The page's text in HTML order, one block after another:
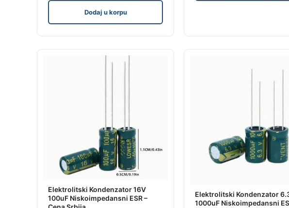
Dodaj u korpu
Elektrolitski Kondenzator 16V
100uF Niskoimpedansni ESR –
Elektrolitski Kondenzator
1000uF Niskoimpedansni